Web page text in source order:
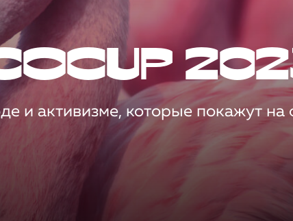
и активизме, которые покажут на